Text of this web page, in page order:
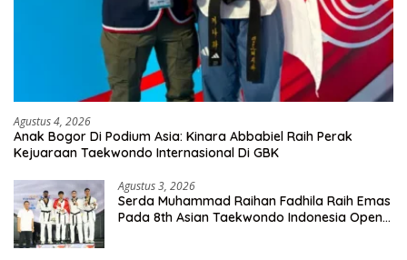
Agustus 4, 2026
Anak Bogor Di Podium Asia: Kinara Abbabiel Raih Perak
Kejuaraan Taekwondo Internasional Di GBK
Agustus 3, 2026
Serda Muhammad Raihan Fadhila Raih Emas
Pada 8th Asian Taekwondo Indonesia Open